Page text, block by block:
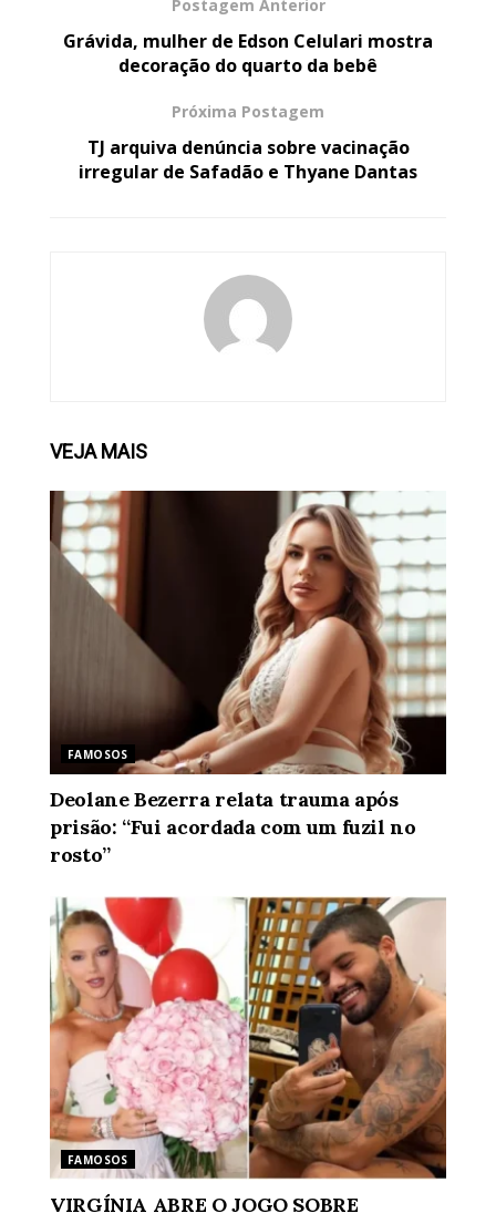
Postagem Anterior
Grávida, mulher de Edson Celulari mostra
decoração do quarto da bebê
Próxima Postagem
TJ arquiva denúncia sobre vacinação
irregular de Safadão e Thyane Dantas
VEJAMAIS
FAMOSOS
Deolane Bezerra relata trauma após
prisão: “Fui acordada com um fuzil no
rosto”
FAMOSOS
VIRGÍNIA ABRE O JOGO SOBRE